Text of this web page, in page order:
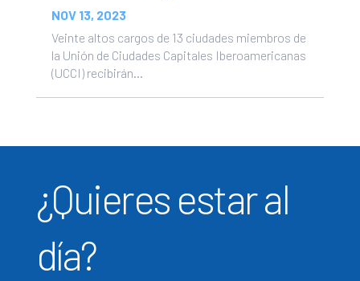
NOV 13, 2023
Veinte altos cargos de 13 ciudades miembros de
la Unión de Ciudades Capitales Iberoamericanas
(UCCI) recibirán...
¿Quieres estar al
día?